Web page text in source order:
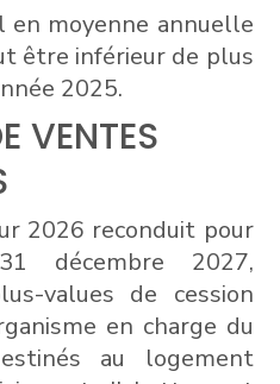
moyenne annuelle
être inférieur de plus
2025.
VENTES
2026 reconduit pour
décembre 2027,
values de cession
en charge du
au logement